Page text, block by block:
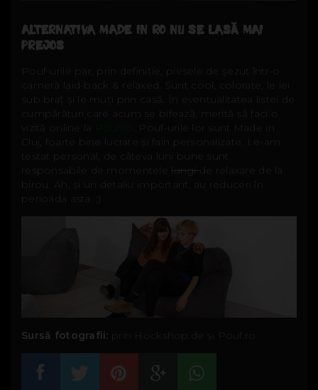
ALTERNATIVA MADE IN RO NU SE LASĂ MAI
PREJOS
Pouf-urile par, prin definiție, piesele de șezut într-o
cameră laid-back & relaxed. Sunt cool, colorate, le iei
sub braț și le muți prin casă. În eventualitatea listei de
cumpărături care acum se bifează, merită să faci o
vizită online la
. Pouf-urile lor sunt Made in
Cluj, foarte bine lucrate și fain personalizate. Le-am
testat personal, de câteva luni bune sunt
responsabile de momentele lungi de relaxare de la
birou. Ah, și un detaliu important, au reduceri în
perioada asta. ;)
Sursă fotografii: prin Hockshop.de și Pouf.ro